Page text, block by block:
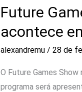
Future
acontece
alexandremu / 28 de
O Future Games
programa será